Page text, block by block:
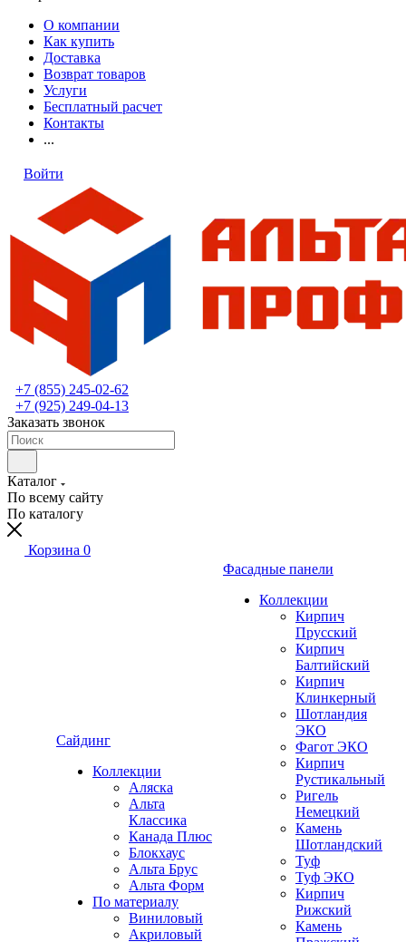
О компании
Как купить
Доставка
Возврат товаров
Услуги
Бесплатный расчет
Контакты
...
Войти
+7 (855) 245-02-62
+7 (925) 249-04-13
Заказать звонок
Каталог
По всему сайту
По каталогу
Корзина 0
Сайдинг
Коллекции
Аляска
Альта
Классика
Канада Плюс
Блокхаус
Альта Брус
Альта Форм
По материалу
Виниловый
Акриловый
Фасадные панели
Коллекции
Кирпич
Прусский
Кирпич
Балтийский
Кирпич
Клинкерный
Шотландия
ЭКО
Фагот ЭКО
Кирпич
Рустикальный
Ригель
Немецкий
Камень
Шотландский
Туф
Туф ЭКО
Кирпич
Рижский
Камень